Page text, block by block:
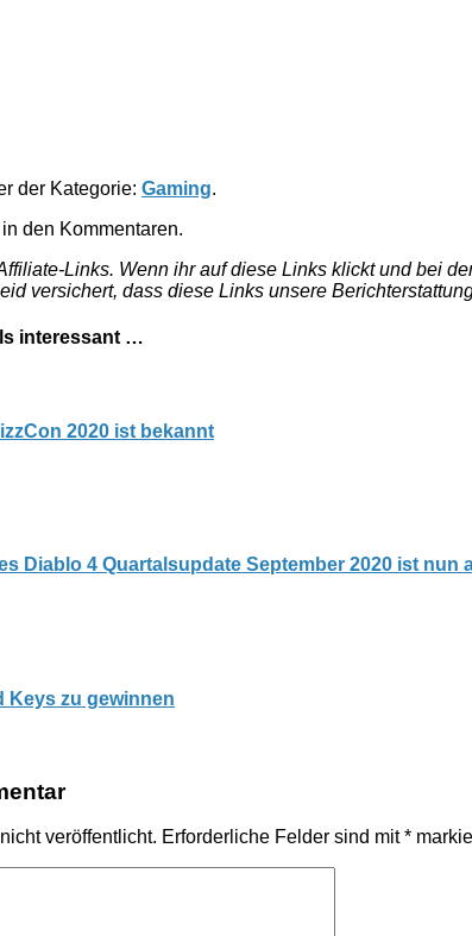
der Kategorie: Gaming.
den Kommentaren.
Links. Wenn ihr auf diese Links klickt und bei
versichert, dass diese Links unsere
interessant …
2020 ist bekannt
Diablo 4 Quartalsupdate September 2020 ist
Keys zu gewinnen
veröffentlicht. Erforderliche Felder sind mit*